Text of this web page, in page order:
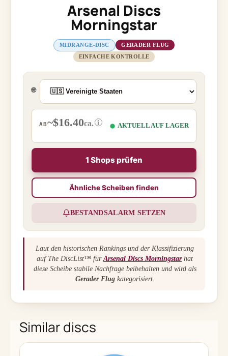
Arsenal Discs
Morningstar
MIDRANGE-DISC
GERADER FLUG
EINFACHE KONTROLLE
🌐
AB~$16.40ca. i AKTUELL AUF LAGER
1 Shops prüfen
Ähnliche Scheiben finden
BESTANDSALARM SETZEN
Laut den historischen Rankings und der Klassifizierung
auf The DiscList™ für Arsenal Discs Morningstarhat
diese Scheibe stabile Nachfrage beibehalten und wird als
Gerader Flugkategorisiert.
Similar discs